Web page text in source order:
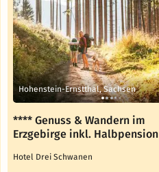
Hohenstein-Ernstthal, Sachsen
**** Genuss & Wandern im
Erzgebirge inkl. Halbpension
Hotel Drei Schwanen